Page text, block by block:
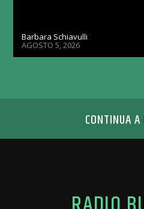
Barbara Schiavulli
AGOSTO 5, 2026
CONTINUA A